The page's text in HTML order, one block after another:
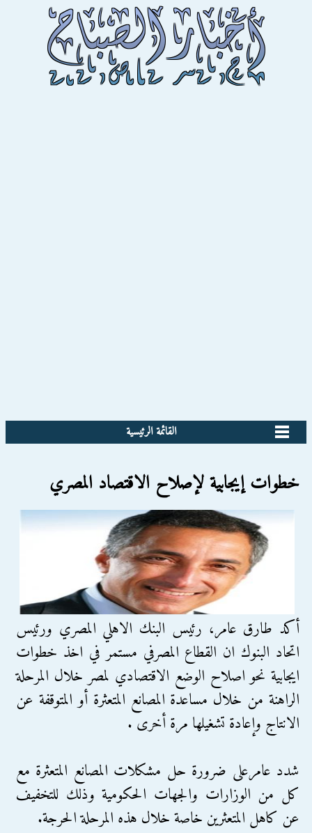
القائمة الرئيسية
خطوات إيجابية لإصلاح الاقتصاد المصري
أكد طارق عامر، رئيس البنك الاهلي المصري ورئيس
اتحاد البنوك ان القطاع المصرفي مستمر في اخذ خطوات
ايجابية نحو اصلاح الوضع الاقتصادي لمصر خلال المرحلة
الراهنة من خلال مساعدة المصانع المتعثرة أو المتوقفة عن
الانتاج وإعادة تشغيلها مرة أخرى .
شدد عامرعلى ضرورة حل مشكلات المصانع المتعثرة مع
كل من الوزارات والجهات الحكومية وذلك للتخفيف
عن كاهل المتعثرين خاصة خلال هذه المرحلة الحرجة.